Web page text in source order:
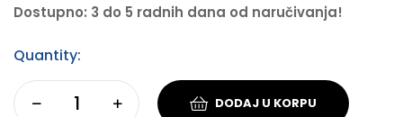
Dostupno: 3 do 5 radnih dana od naručivanja!
Quantity:
DODAJ U KORPU